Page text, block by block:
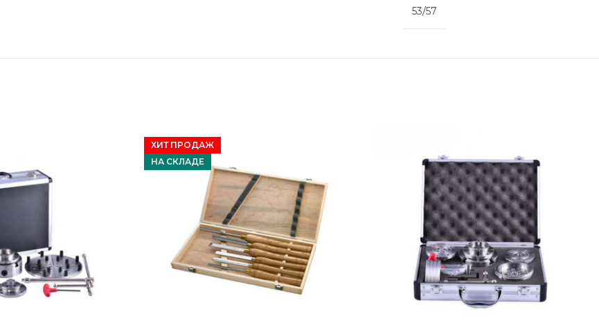
53/57
ХИТ ПРОДАЖ
НА СКЛАДЕ